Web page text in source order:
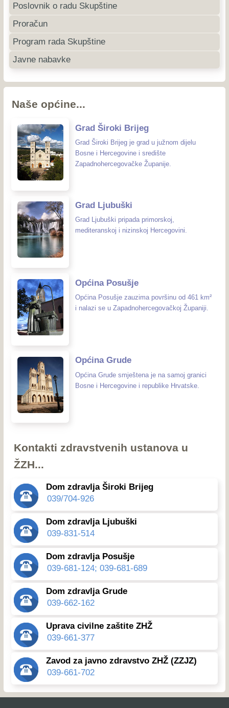
Poslovnik o radu Skupštine
Proračun
Program rada Skupštine
Javne nabavke
Naše općine...
Grad Široki Brijeg
Grad Široki Brijeg je grad u južnom dijelu
Bosne i Hercegovine i središte
Zapadnohercegovačke Županije.
Grad Ljubuški
Grad Ljubuški pripada primorskoj,
mediteranskoj i nizinskoj Hercegovini.
Općina Posušje
Općina Posušje zauzima površinu od 461 km²
i nalazi se u Zapadnohercegovačkoj Županiji.
Općina Grude
Općina Grude smještena je na samoj granici
Bosne i Hercegovine i republike Hrvatske.
Kontakti zdravstvenih ustanova u
ŽZH...
Dom zdravlja Široki Brijeg
039/704-926
Dom zdravlja Ljubuški
039-831-514
Dom zdravlja Posušje
039-681-124; 039-681-689
Dom zdravlja Grude
039-662-162
Uprava civilne zaštite ZHŽ
039-661-377
Zavod za javno zdravstvo ZHŽ (ZZJZ)
039-661-702